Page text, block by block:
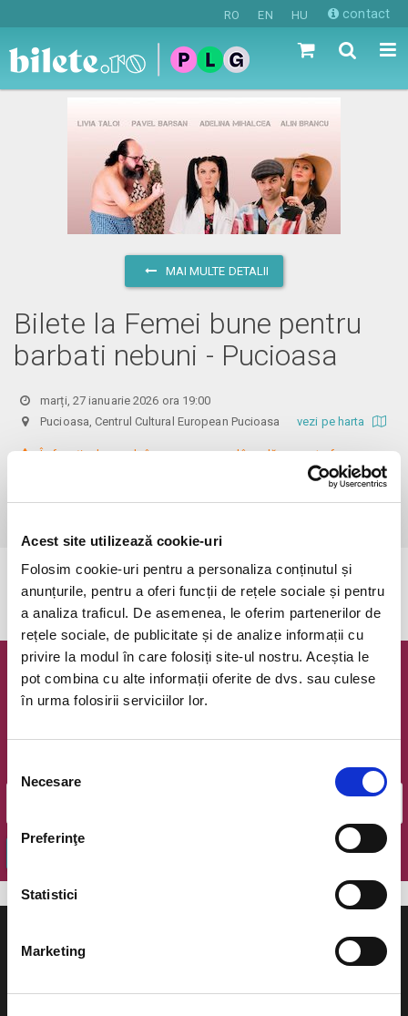
Acest site utilizează cookie-uri
Folosim cookie-uri pentru a personaliza conținutul și
anunțurile, pentru a oferi funcții de rețele sociale și pentru
a analiza traficul. De asemenea, le oferim partenerilor de
rețele sociale, de publicitate și de analize informații cu
privire la modul în care folosiți site-ul nostru. Aceștia le
pot combina cu alte informații oferite de dvs. sau culese
în urma folosirii serviciilor lor.
consimțământului
Necesare
Preferinţe
Statistici
Marketing
RO EN HU contact
MAI MULTE DETALII
Bilete la Femei bune pentru
barbati nebuni - Pucioasa
marți, 27 ianuarie 2026 ora 19:00
Pucioasa, Centrul Cultural European Pucioasavezi pe harta
În funcție de ora de începere, accesul în sală se poate face cu o
oră / cu 40 minute mai devreme, fiind permis cu până la 10 minute
Evenimentul a expirat.
Newsletter @ Bilete.ro
evenimente.